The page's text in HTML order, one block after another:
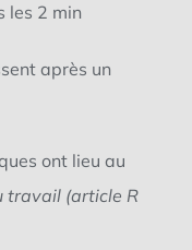
les 2 min
après un
ont lieu au
travail (article R